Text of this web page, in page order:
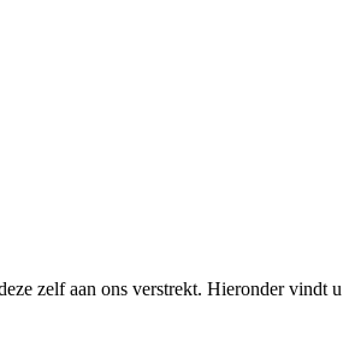
zelf aan ons verstrekt. Hieronder vindt